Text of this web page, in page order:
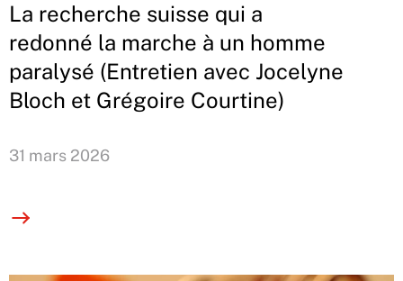
La recherche suisse qui a
redonné la marche à un homme
paralysé (Entretien avec Jocelyne
Bloch et Grégoire Courtine)
31 mars 2026